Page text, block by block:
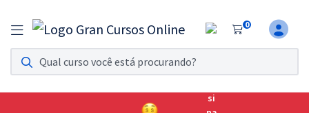
0
Assinatura Ilimitada 11
Acesso a todos os cursos. Teste grátis por 7 dias!
Assinatura OAB Até Passar